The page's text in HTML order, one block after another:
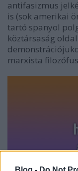
antifasizmus
is (sok amerikai
tartó spanyol
köztársaság
marxista